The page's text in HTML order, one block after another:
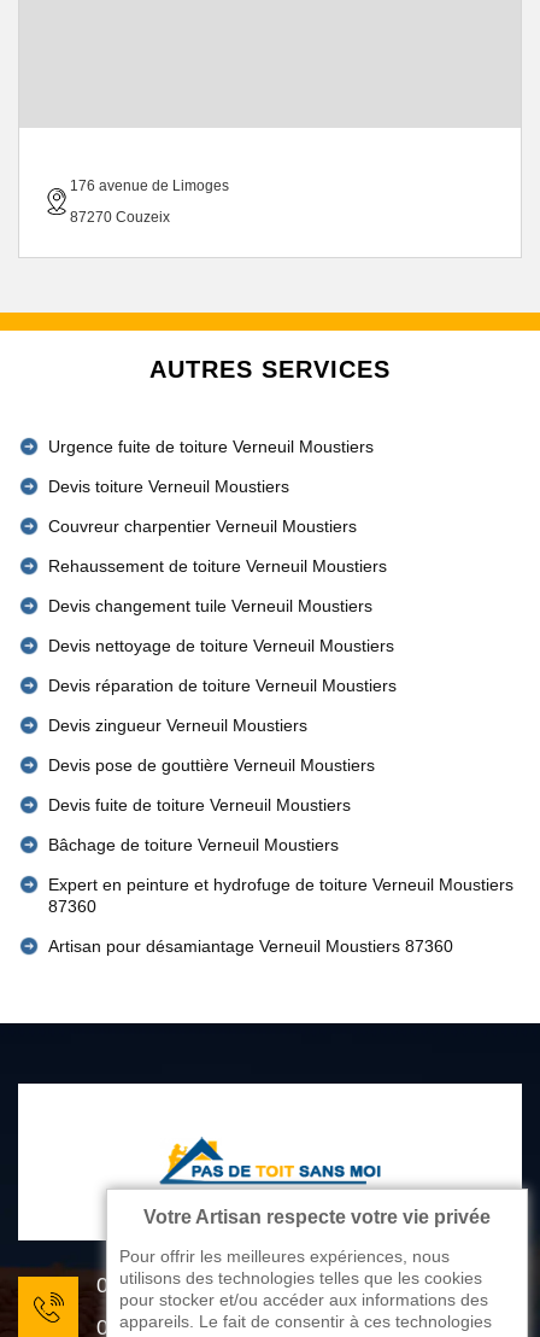
176 avenue de Limoges
87270 Couzeix
AUTRES SERVICES
Urgence fuite de toiture Verneuil Moustiers
Devis toiture Verneuil Moustiers
Couvreur charpentier Verneuil Moustiers
Rehaussement de toiture Verneuil Moustiers
Devis changement tuile Verneuil Moustiers
Devis nettoyage de toiture Verneuil Moustiers
Devis réparation de toiture Verneuil Moustiers
Devis zingueur Verneuil Moustiers
Devis pose de gouttière Verneuil Moustiers
Devis fuite de toiture Verneuil Moustiers
Bâchage de toiture Verneuil Moustiers
Expert en peinture et hydrofuge de toiture Verneuil Moustiers
87360
Artisan pour désamiantage Verneuil Moustiers 87360
05 33 06 22 81
07 80 33 28 62
Votre Artisan respecte votre vie privée
Pour offrir les meilleures expériences, nous
utilisons des technologies telles que les cookies
pour stocker et/ou accéder aux informations des
appareils. Le fait de consentir à ces technologies